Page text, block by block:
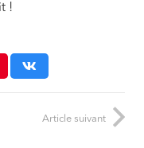
!
Article suivant